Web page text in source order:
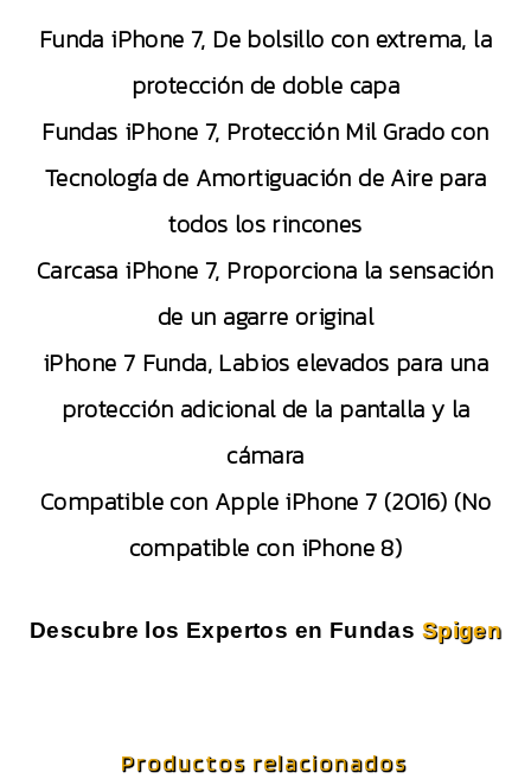
Funda iPhone 7, De bolsillo con extrema, la
protección de doble capa
Fundas iPhone 7, Protección Mil Grado con
Tecnología de Amortiguación de Aire para
todos los rincones
Carcasa iPhone 7, Proporciona la sensación
de un agarre original
iPhone 7 Funda, Labios elevados para una
protección adicional de la pantalla y la
cámara
Compatible con Apple iPhone 7 (2016) (No
compatible con iPhone 8)
Descubre los Expertos en Fundas Spigen
Productos relacionados